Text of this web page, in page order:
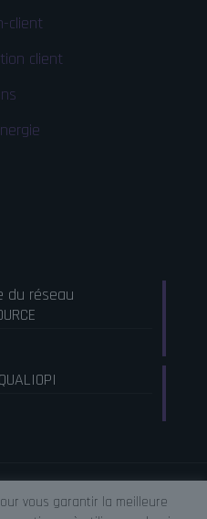
client
client
du réseau
•Site web cultivé par AXYOLE
vous garantir la meilleure